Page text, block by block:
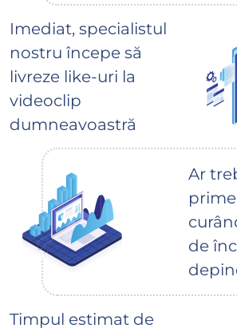
Imediat, specialistul
nostru începe să
livreze like-uri la
videoclip
dumneavoastră
Ar
de
Timpul estimat de